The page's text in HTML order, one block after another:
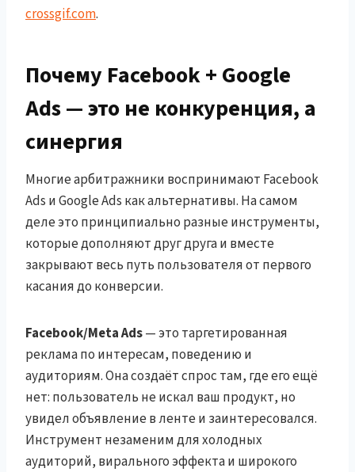
crossgif.com.
Почему Facebook + Google
Ads — это не конкуренция, а
синергия
Многие арбитражники воспринимают Facebook
Ads и Google Ads как альтернативы. На самом
деле это принципиально разные инструменты,
которые дополняют друг друга и вместе
закрывают весь путь пользователя от первого
касания до конверсии.
Facebook/Meta Ads— это таргетированная
реклама по интересам, поведению и
аудиториям. Она создаёт спрос там, где его ещё
нет: пользователь не искал ваш продукт, но
увидел объявление в ленте и заинтересовался.
Инструмент незаменим для холодных
аудиторий, вирального эффекта и широкого